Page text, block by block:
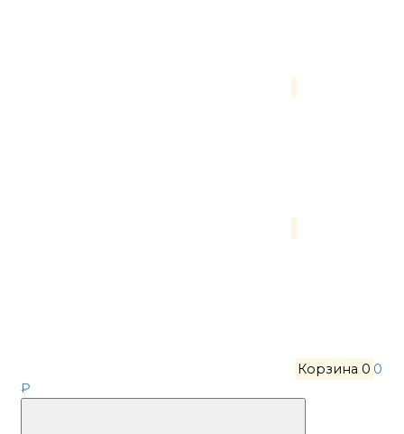
Корзина 0 0
₽